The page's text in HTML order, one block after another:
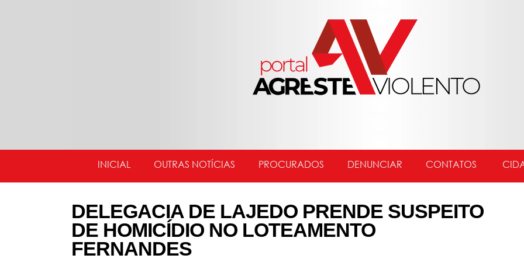
INICIAL OUTRAS NOTÍCIAS PROCURADOS DENUNCIAR CONTATOS
DELEGACIA DE LAJEDO PRENDE SUSPEITO
DE HOMICÍDIO NO LOTEAMENTO
FERNANDES